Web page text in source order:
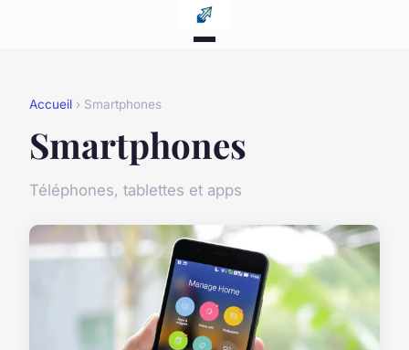
Accueil › Smartphones
Smartphones
Téléphones, tablettes et apps